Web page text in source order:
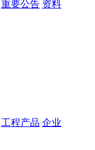
重要公告 资料
工程产品 企业